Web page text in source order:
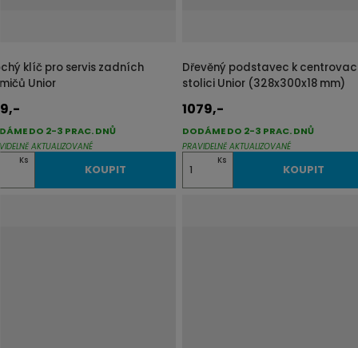
klíč pro servis zadních
Unior
Ks
KOUPIT
DO 2-3 PRAC. DNŮ
AKTUALIZOVANÉ
Dřevěný podstavec k
stolici Unior (328x300x18 mm)
1079,-
Z
m
Ks
KOUPIT
DODÁME DO 2-3 PRAC. DNŮ
PRAVIDELNĚ AKTUALIZOVANÉ